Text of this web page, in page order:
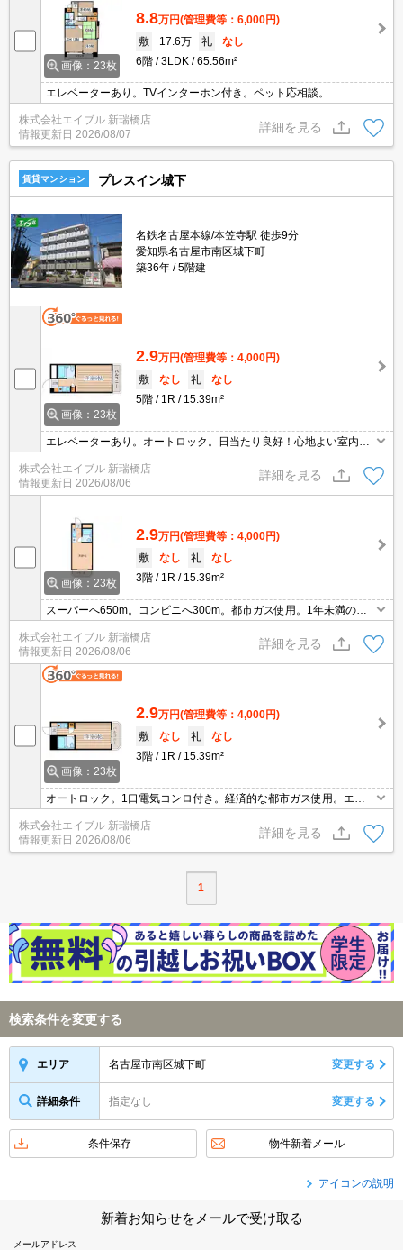
画像：23枚
8.8万円(管理費等：6,000円)
敷
17.6万 礼
なし
6階
3LDK 65.56m²
エレベーターあり。TVインターホン付き。ペット応相談。
株式会社エイブル 新瑞橋店
情報更新日 2026/08/07
詳細を見る
賃貸マンション プレスイン城下
名鉄名古屋本線/本笠寺駅 徒歩9分
愛知県名古屋市南区城下町
築36年
5階建
画像：23枚
2.9万円(管理費等：4,000円)
敷
なし 礼
なし
5階
1R 15.39m²
エレベーターあり。オートロック。日当たり良好！心地よい室内環
境！。経済的な都市ガス使用。入居時、ルームクリーニング料金55,
000円。1年未満の解約時、違約金1ヶ月分発生。
株式会社エイブル 新瑞橋店
情報更新日 2026/08/06
詳細を見る
画像：23枚
2.9万円(管理費等：4,000円)
敷
なし 礼
なし
3階
1R 15.39m²
スーパーへ650m。コンビニへ300m。都市ガス使用。1年未満の解
約時、違約金1ヶ月分発生。
株式会社エイブル 新瑞橋店
情報更新日 2026/08/06
詳細を見る
画像：23枚
2.9万円(管理費等：4,000円)
敷
なし 礼
なし
3階
1R 15.39m²
オートロック。1口電気コンロ付き。経済的な都市ガス使用。エア
コン付き。退去時、鍵交換16,500円。家賃に注目!。ぜひ、お問い合
わせ下さい。
株式会社エイブル 新瑞橋店
情報更新日 2026/08/06
詳細を見る
1
検索条件を変更する
エリア 名古屋市南区城下町 変更する
詳細条件 指定なし 変更する
条件保存 物件新着メール
アイコンの説明
新着お知らせをメールで受け取る
メールアドレス